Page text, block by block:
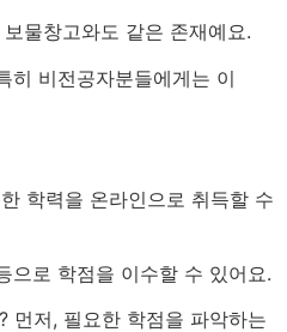
물창고와도 같은 존재예요.
히 비전공자분들에게는 이
학력을 온라인으로 취득할 수
으로 학점을 이수할 수 있어요.
먼저, 필요한 학점을 파악하는